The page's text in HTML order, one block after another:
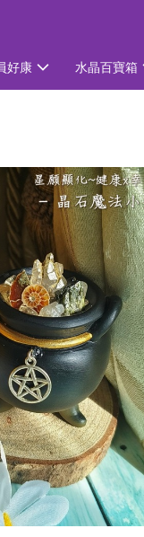
好康 水晶百寶箱